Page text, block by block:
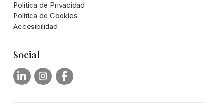
Política de Privacidad
Política de Cookies
Accesibilidad
Social